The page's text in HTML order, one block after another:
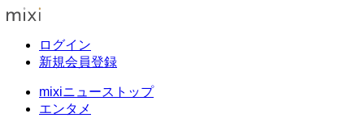
ログイン
新規会員登録
mixiニューストップ
エンタメ